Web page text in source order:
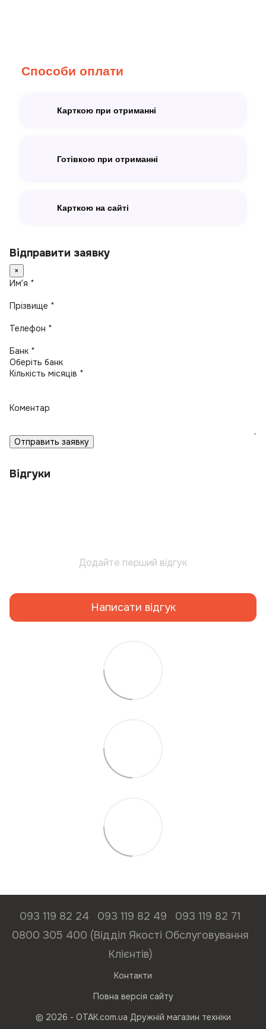
Способи оплати
Карткою при отриманні
Готівкою при отриманні
Карткою на сайті
Відправити заявку
×
Имʼя *
Прізвище *
Телефон *
Банк *
Кількість місяців *
Коментар
Отправить заявку
Відгуки
Додайте перший відгук
Написати відгук
093 119 82 24 093 119 82 49
093 119 82 71
0800 305 400 (Відділ Якості Обслуговування
Клієнтів)
Контакти
Повна версія сайту
© 2026 - ОТАК.com.ua Дружній магазин техніки